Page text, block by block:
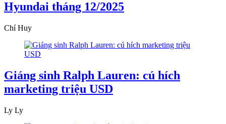
Hyundai tháng 12/2025
Chí Huy
Giáng sinh Ralph Lauren: cú hích
marketing triệu USD
Ly Ly